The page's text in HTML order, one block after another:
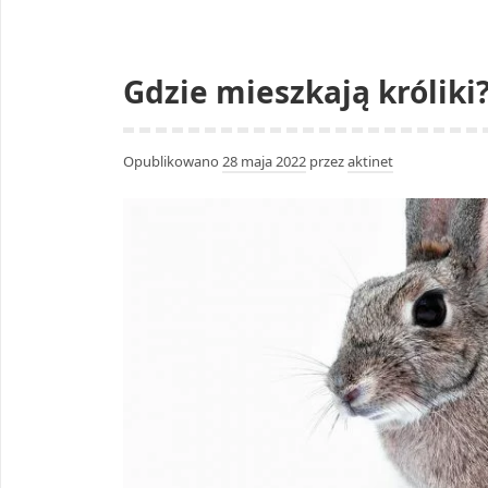
Gdzie mieszkają
Opublikowano 28 maja 2022 przezaktinet